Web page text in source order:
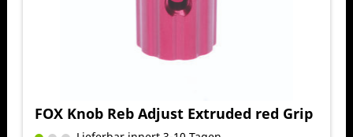
FOX Knob Reb Adjust Extruded red Grip